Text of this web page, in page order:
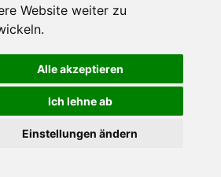
Website weiter zu
Alle akzeptieren
Ich lehne ab
Einstellungen ändern
| Brennerstraße 21 - Brixen | P.IVA.
|Impressum & Privacy